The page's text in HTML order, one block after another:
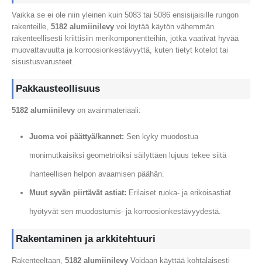
Vaikka se ei ole niin yleinen kuin 5083 tai 5086 ensisijaisille rungon
rakenteille, 5182 alumiinilevy voi löytää käytön vähemmän
rakenteellisesti kriittisiin merikomponentteihin, jotka vaativat hyvää
muovattavuutta ja korroosionkestävyyttä, kuten tietyt kotelot tai
sisustusvarusteet.
Pakkausteollisuus
5182 alumiinilevy on avainmateriaali:
Juoma voi päättyä/kannet: Sen kyky muodostua
monimutkaisiksi geometrioiksi säilyttäen lujuus tekee siitä
ihanteellisen helpon avaamisen päähän.
Muut syvän piirtävät astiat: Erilaiset ruoka- ja erikoisastiat
hyötyvät sen muodostumis- ja korroosionkestävyydestä.
Rakentaminen ja arkkitehtuuri
Rakenteeltaan, 5182 alumiinilevy Voidaan käyttää kohtalaisesti